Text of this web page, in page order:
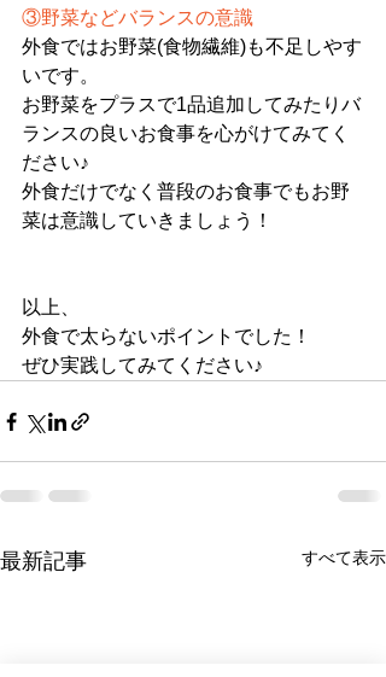
③野菜などバランスの意識
外食ではお野菜(食物繊維)も不足しやす
いです。
お野菜をプラスで1品追加してみたりバ
ランスの良いお食事を心がけてみてく
ださい♪
外食だけでなく普段のお食事でもお野
菜は意識していきましょう！
以上、
外食で太らないポイントでした！
ぜひ実践してみてください♪
最新記事 すべて表示